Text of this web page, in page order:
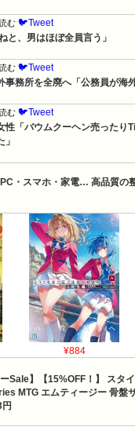
む 🐦Tweet
と、男はほぼ全員言う」
む 🐦Tweet
事務所を全廃へ「公務員が海
む 🐦Tweet
性「バウムクーヘン売ったり
・スマホ・家電… 高品質の
¥884
Sale】【15%OFF！】 スタ
MTG エムティージー 骨盤